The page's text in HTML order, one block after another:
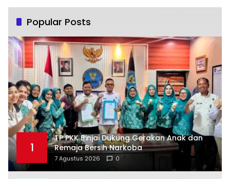
Popular Posts
1
TP PKK Binjai Dukung Gerakan Anak dan
Remaja Bersih Narkoba
7 Agustus 2026 0